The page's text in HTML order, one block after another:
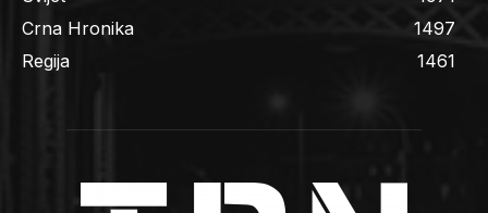
Crna Hronika
1497
Regija
1461